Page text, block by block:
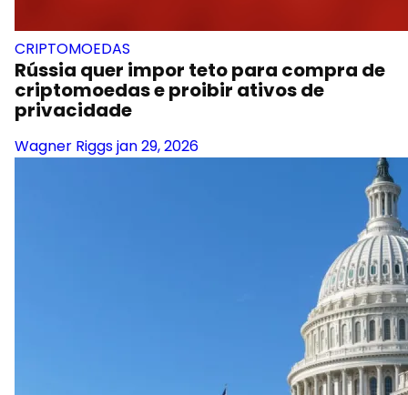
CRIPTOMOEDAS
Rússia quer impor teto para compra de
criptomoedas e proibir ativos de
privacidade
Wagner Riggsjan 29, 2026